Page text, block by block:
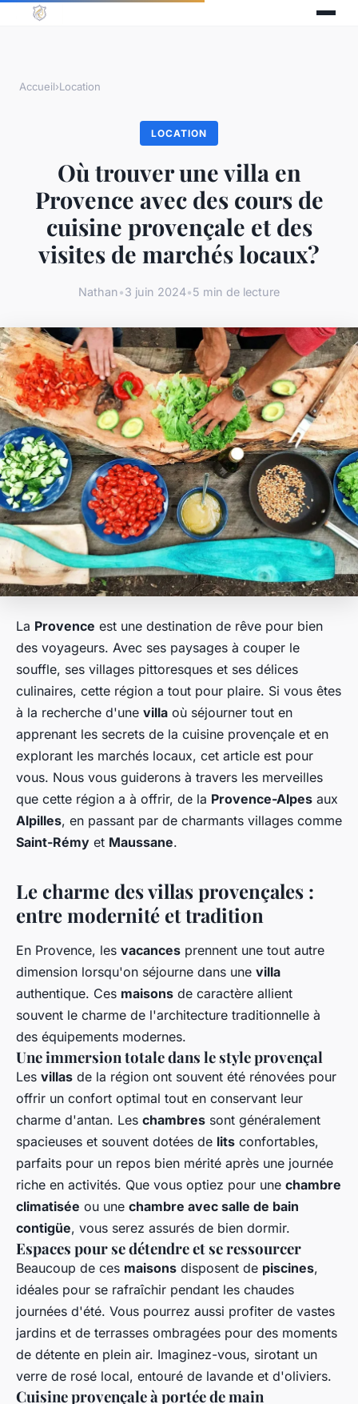
Accueil›Location
LOCATION
Où trouver une villa en
Provence avec des cours de
cuisine provençale et des
visites de marchés locaux?
Nathan•3 juin 2024•5 min de lecture
La Provence est une destination de rêve pour bien
des voyageurs. Avec ses paysages à couper le
souffle, ses villages pittoresques et ses délices
culinaires, cette région a tout pour plaire. Si vous êtes
à la recherche d'une villa où séjourner tout en
apprenant les secrets de la cuisine provençale et en
explorant les marchés locaux, cet article est pour
vous. Nous vous guiderons à travers les merveilles
que cette région a à offrir, de la Provence-Alpes aux
Alpilles, en passant par de charmants villages comme
Saint-Rémy et Maussane.
Le charme des villas provençales :
entre modernité et tradition
En Provence, les vacances prennent une tout autre
dimension lorsqu'on séjourne dans une villa
authentique. Ces maisons de caractère allient
souvent le charme de l'architecture traditionnelle à
des équipements modernes.
Une immersion totale dans le style provençal
Les villas de la région ont souvent été rénovées pour
offrir un confort optimal tout en conservant leur
charme d'antan. Les chambres sont généralement
spacieuses et souvent dotées de lits confortables,
parfaits pour un repos bien mérité après une journée
riche en activités. Que vous optiez pour une chambre
climatisée ou une chambre avec salle de bain
contigüe, vous serez assurés de bien dormir.
Espaces pour se détendre et se ressourcer
Beaucoup de ces maisons disposent de piscines,
idéales pour se rafraîchir pendant les chaudes
journées d'été. Vous pourrez aussi profiter de vastes
jardins et de terrasses ombragées pour des moments
de détente en plein air. Imaginez-vous, sirotant un
verre de rosé local, entouré de lavande et d'oliviers.
Cuisine provençale à portée de main